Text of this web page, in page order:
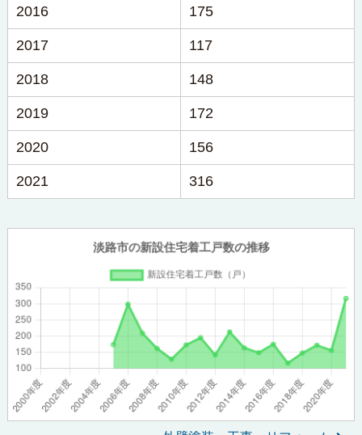
2016 175
2017 117
2018 148
2019 172
2020 156
2021 316